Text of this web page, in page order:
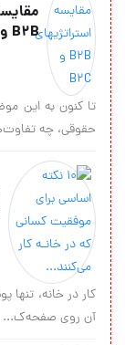
B2B و B2C
تا کنون به این
حقوقی، چه
کار در خانه، تنها
آن روی صفحه‌ک...